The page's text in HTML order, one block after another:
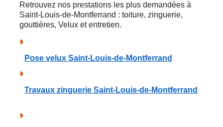
Retrouvez nos prestations les plus demandées à
Saint-Louis-de-Montferrand : toiture, zinguerie,
gouttières, Velux et entretien.
Pose velux Saint-Louis-de-Montferrand
Travaux zinguerie Saint-Louis-de-Montferrand